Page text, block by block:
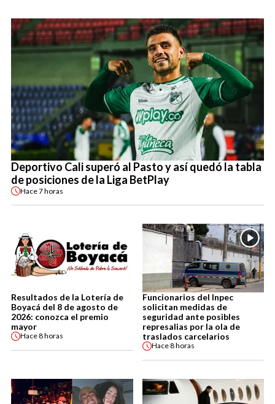
Deportivo Cali superó al Pasto y así quedó la tabla
de posiciones de la Liga BetPlay
Hace7 horas
Resultados de la Lotería de
Boyacá del 8 de agosto de
2026: conozca el premio
mayor
Hace8 horas
Funcionarios del Inpec
solicitan medidas de
seguridad ante posibles
represalias por la ola de
traslados carcelarios
Hace8 horas